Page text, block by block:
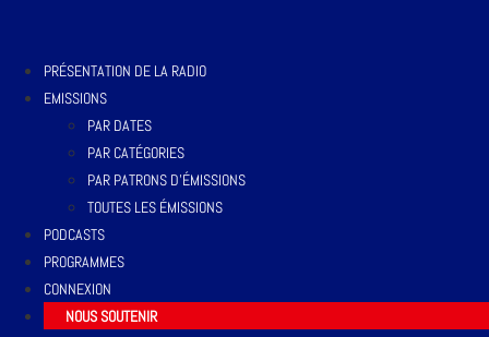
PRÉSENTATION DE LA RADIO
EMISSIONS
PAR DATES
PAR CATÉGORIES
PAR PATRONS D’ÉMISSIONS
TOUTES LES ÉMISSIONS
PODCASTS
PROGRAMMES
CONNEXION
NOUS SOUTENIR